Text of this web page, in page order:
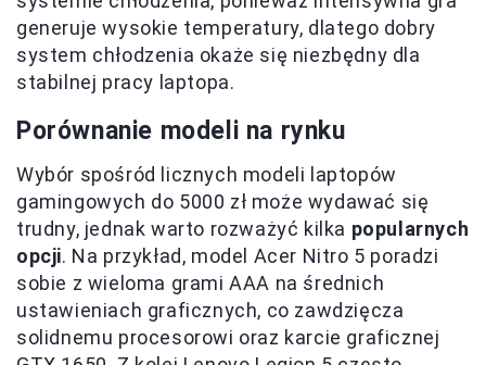
generuje wysokie temperatury, dlatego dobry
system chłodzenia okaże się niezbędny dla
stabilnej pracy laptopa.
Porównanie modeli na rynku
Wybór spośród licznych modeli laptopów
gamingowych do 5000 zł może wydawać się
trudny, jednak warto rozważyć kilka popularnych
opcji. Na przykład, model Acer Nitro 5 poradzi
sobie z wieloma grami AAA na średnich
ustawieniach graficznych, co zawdzięcza
solidnemu procesorowi oraz karcie graficznej